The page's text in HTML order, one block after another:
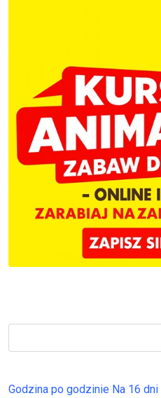
Godzina po godzinie Na 16 dni